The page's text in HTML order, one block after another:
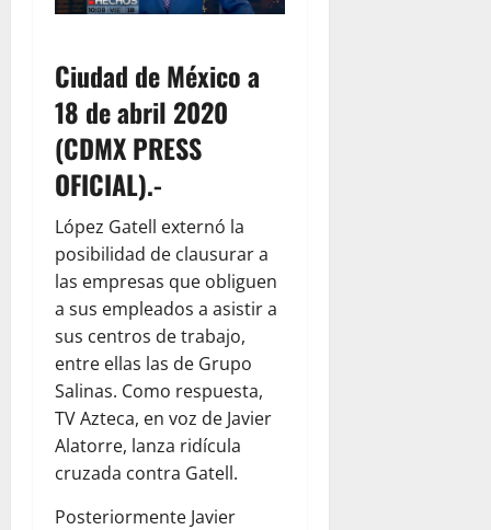
Ciudad de México a
18 de abril 2020
(CDMX PRESS
OFICIAL).-
López Gatell externó la
posibilidad de clausurar a
las empresas que obliguen
a sus empleados a asistir a
sus centros de trabajo,
entre ellas las de Grupo
Salinas. Como respuesta,
TV Azteca, en voz de Javier
Alatorre, lanza ridícula
cruzada contra Gatell.
Posteriormente Javier